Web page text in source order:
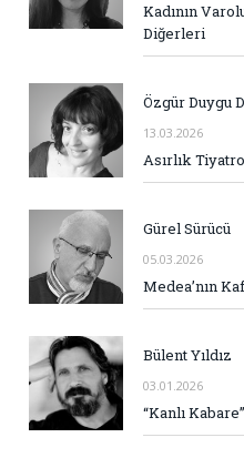
Kadının
Diğerleri
Özgür Duygu
13.03.2026
Asırlık
Gürel Sürücü
05.03.2026
Medea’nın
Bülent Yıldız
03.01.2026
“Kanlı